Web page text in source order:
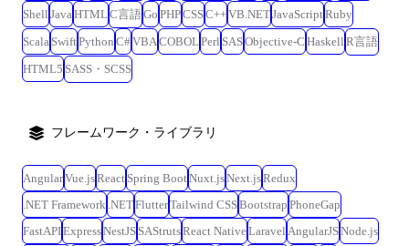
Shell JavaHTML C言語Go PHPCSSC++VB.NETJavaScriptRuby
Scala SwiftPython C#VBACOBOL Perl SASObjective-C Haskell R言語
HTML5 SASS・SCSS
フレームワーク・ライブラリ
AngularVue.jsReact Spring BootNuxt.jsNext.jsRedux
.NET Framework .NETFlutterTailwind CSSBootstrap PhoneGap
FastAPIExpressNestJS SAStrutsReact NativeLaravel AngularJSNode.js